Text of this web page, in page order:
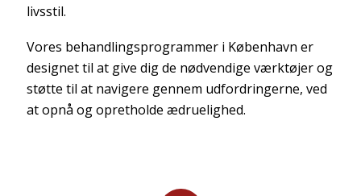
livsstil.
Vores behandlingsprogrammer i København er
designet til at give dig de nødvendige værktøjer og
støtte til at navigere gennem udfordringerne, ved
at opnå og opretholde ædruelighed.